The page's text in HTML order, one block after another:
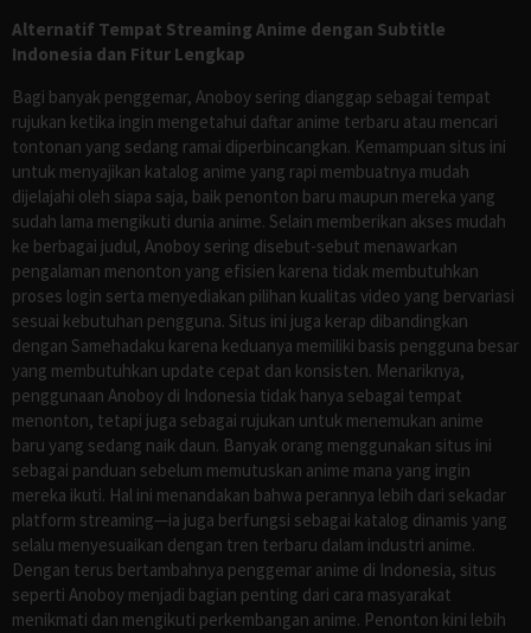
Alternatif Tempat Streaming Anime dengan Subtitle
Indonesia dan Fitur Lengkap
Bagi banyak penggemar, Anoboy sering dianggap sebagai tempat
rujukan ketika ingin mengetahui daftar anime terbaru atau mencari
tontonan yang sedang ramai diperbincangkan. Kemampuan situs ini
untuk menyajikan katalog anime yang rapi membuatnya mudah
dijelajahi oleh siapa saja, baik penonton baru maupun mereka yang
sudah lama mengikuti dunia anime. Selain memberikan akses mudah
ke berbagai judul, Anoboy sering disebut-sebut menawarkan
pengalaman menonton yang efisien karena tidak membutuhkan
proses login serta menyediakan pilihan kualitas video yang bervariasi
sesuai kebutuhan pengguna. Situs ini juga kerap dibandingkan
dengan Samehadaku karena keduanya memiliki basis pengguna besar
yang membutuhkan update cepat dan konsisten. Menariknya,
penggunaan Anoboy di Indonesia tidak hanya sebagai tempat
menonton, tetapi juga sebagai rujukan untuk menemukan anime
baru yang sedang naik daun. Banyak orang menggunakan situs ini
sebagai panduan sebelum memutuskan anime mana yang ingin
mereka ikuti. Hal ini menandakan bahwa perannya lebih dari sekadar
platform streaming—ia juga berfungsi sebagai katalog dinamis yang
selalu menyesuaikan dengan tren terbaru dalam industri anime.
Dengan terus bertambahnya penggemar anime di Indonesia, situs
seperti Anoboy menjadi bagian penting dari cara masyarakat
menikmati dan mengikuti perkembangan anime. Penonton kini lebih